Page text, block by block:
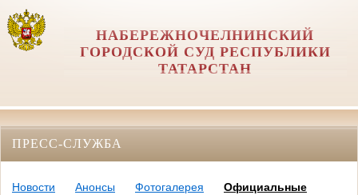
НАБЕРЕЖНОЧЕЛНИНСКИЙ
ГОРОДСКОЙ СУД РЕСПУБЛИКИ
ТАТАРСТАН
ПРЕСС-СЛУЖБА
Новости Анонсы Фотогалерея
Официальные